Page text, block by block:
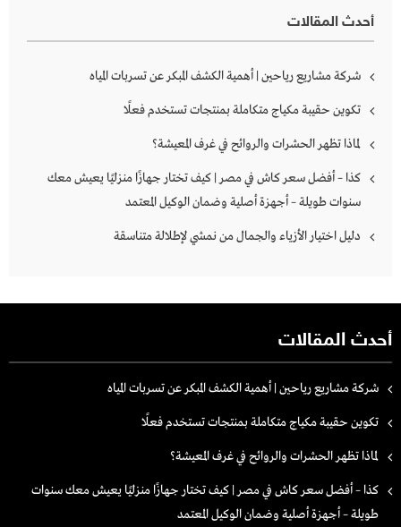
أحدث المقالات
شركة مشاريع رياحين | أهمية الكشف المبكر عن تسربات المياه
تكوين حقيبة مكياج متكاملة بمنتجات تستخدم فعلًا
لماذا تظهر الحشرات والروائح في غرف المعيشة؟
كذا – أفضل سعر كاش في مصر | كيف تختار جهازًا منزليًا يعيش معك
سنوات طويلة – أجهزة أصلية وضمان الوكيل المعتمد
دليل اختيار الأزياء والجمال من نمشي لإطلالة متناسقة
أحدث المقالات
شركة مشاريع رياحين | أهمية الكشف المبكر عن تسربات المياه
تكوين حقيبة مكياج متكاملة بمنتجات تستخدم فعلًا
لماذا تظهر الحشرات والروائح في غرف المعيشة؟
كذا – أفضل سعر كاش في مصر | كيف تختار جهازًا منزليًا يعيش معك سنوات
طويلة – أجهزة أصلية وضمان الوكيل المعتمد